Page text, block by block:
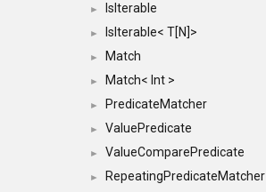
► IsIterable
► IsIterable< T[N]>
► Match
► Match< Int >
► PredicateMatcher
► ValuePredicate
► ValueComparePredicate
► RepeatingPredicateMatcher